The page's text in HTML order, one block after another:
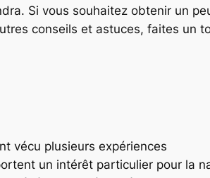
Si vous souhaitez obtenir un
conseils et astuces, faites un
vécu plusieurs expériences
un intérêt particulier pour la